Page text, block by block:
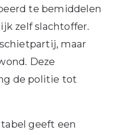
te bemiddelen
zelf slachtoffer.
maar
Deze
de politie tot
geeft een